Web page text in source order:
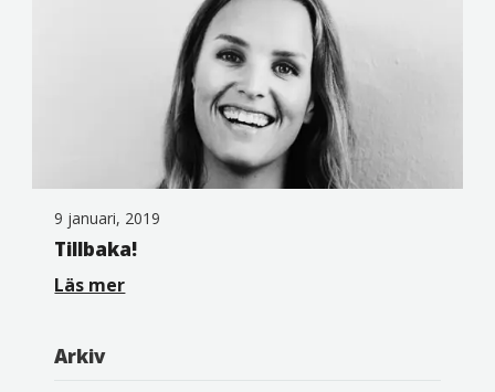
9 januari, 2019
Tillbaka!
Läs mer
Arkiv